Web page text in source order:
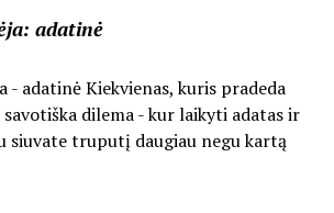
adatinė
- adatinė Kiekvienas, kuris pradeda
dilema - kur laikyti adatas ir
siuvate truputį daugiau negu kartą